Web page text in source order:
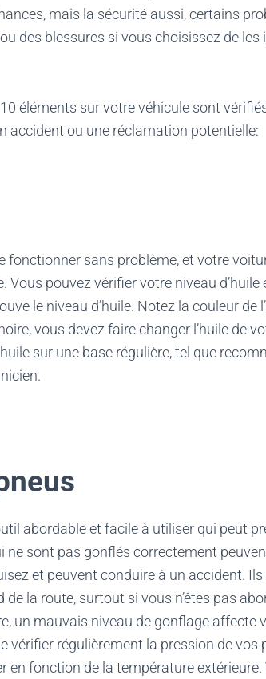
mais la sécurité aussi, certains
des blessures si vous choisissez de les
éléments sur votre véhicule sont
accident ou une réclamation potentielle:
fonctionner sans problème, et votre
Vous pouvez vérifier votre niveau d’huile
le niveau d’huile. Notez la couleur de
vous devez faire changer l’huile de
sur une base régulière, tel que
abordable et facile à utiliser qui peut
ne sont pas gonflés correctement
et peuvent conduire à un accident. Ils
la route, surtout si vous n’êtes pas
un mauvais niveau de gonflage affecte
vérifier régulièrement la pression de vos
en fonction de la température extérieure.